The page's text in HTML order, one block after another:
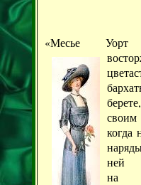
«Месье Уорт
когда
ней
на